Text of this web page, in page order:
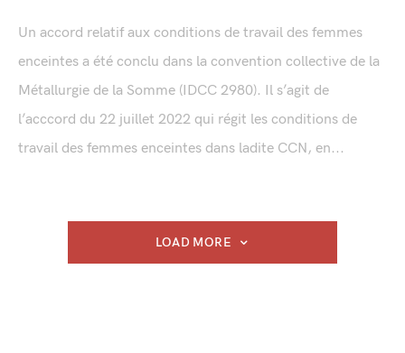
Un accord relatif aux conditions de travail des femmes
enceintes a été conclu dans la convention collective de la
Métallurgie de la Somme (IDCC 2980). Il s’agit de
l’acccord du 22 juillet 2022 qui régit les conditions de
travail des femmes enceintes dans ladite CCN, en...
LOAD MORE